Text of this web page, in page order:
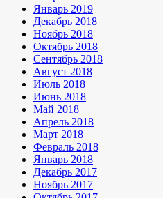
Январь 2019
Декабрь 2018
Ноябрь 2018
Октябрь 2018
Сентябрь 2018
Август 2018
Июль 2018
Июнь 2018
Май 2018
Апрель 2018
Март 2018
Февраль 2018
Январь 2018
Декабрь 2017
Ноябрь 2017